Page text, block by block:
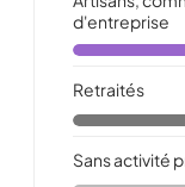
d'entreprise
Retraités
Sans activité